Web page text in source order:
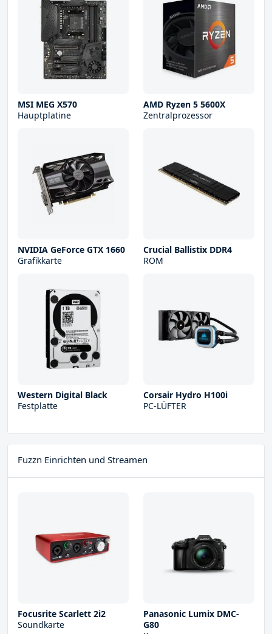
MSI MEG X570
Hauptplatine
AMD Ryzen 5 5600X
Zentralprozessor
NVIDIA GeForce GTX 1660
Grafikkarte
Crucial Ballistix DDR4
ROM
Western Digital Black
Festplatte
Corsair Hydro H100i
PC-LÜFTER
Fuzzn Einrichten und Streamen
Focusrite Scarlett 2i2
Soundkarte
Panasonic Lumix DMC-
G80